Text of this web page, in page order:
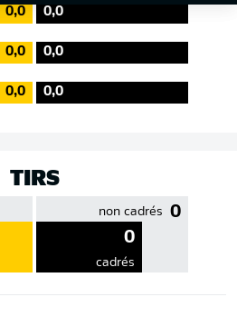
0,0 0,0
0,0 0,0
0,0 0,0
TIRS
0
non cadrés
0
cadrés